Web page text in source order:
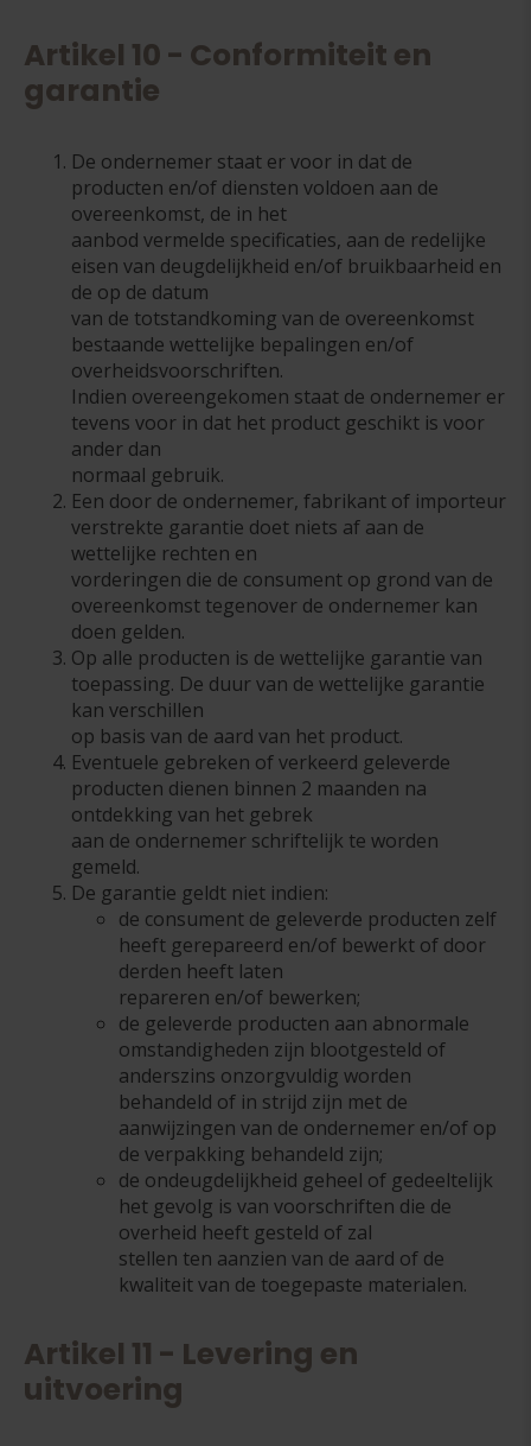
Artikel 10 - Conformiteit en
garantie
De ondernemer staat er voor in dat de
producten en/of diensten voldoen aan de
overeenkomst, de in het
aanbod vermelde specificaties, aan de redelijke
eisen van deugdelijkheid en/of bruikbaarheid en
de op de datum
van de totstandkoming van de overeenkomst
bestaande wettelijke bepalingen en/of
overheidsvoorschriften.
Indien overeengekomen staat de ondernemer er
tevens voor in dat het product geschikt is voor
ander dan
normaal gebruik.
Een door de ondernemer, fabrikant of importeur
verstrekte garantie doet niets af aan de
wettelijke rechten en
vorderingen die de consument op grond van de
overeenkomst tegenover de ondernemer kan
doen gelden.
Op alle producten is de wettelijke garantie van
toepassing. De duur van de wettelijke garantie
kan verschillen
op basis van de aard van het product.
Eventuele gebreken of verkeerd geleverde
producten dienen binnen 2 maanden na
ontdekking van het gebrek
aan de ondernemer schriftelijk te worden
gemeld.
De garantie geldt niet indien:
de consument de geleverde producten zelf
heeft gerepareerd en/of bewerkt of door
derden heeft laten
repareren en/of bewerken;
de geleverde producten aan abnormale
omstandigheden zijn blootgesteld of
anderszins onzorgvuldig worden
behandeld of in strijd zijn met de
aanwijzingen van de ondernemer en/of op
de verpakking behandeld zijn;
de ondeugdelijkheid geheel of gedeeltelijk
het gevolg is van voorschriften die de
overheid heeft gesteld of zal
stellen ten aanzien van de aard of de
kwaliteit van de toegepaste materialen.
Artikel 11 - Levering en
uitvoering